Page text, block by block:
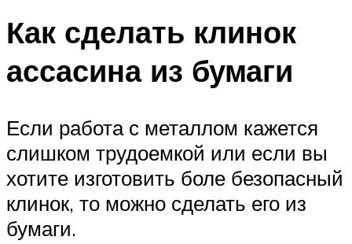
Как сделать клинок
ассасина из бумаги
Если работа с металлом кажется
слишком трудоемкой или если вы
хотите изготовить боле безопасный
клинок, то можно сделать его из
бумаги.